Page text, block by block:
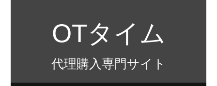
OTタイム
代理購入専門サイト